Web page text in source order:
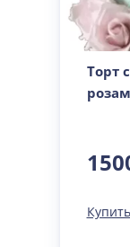
Торт